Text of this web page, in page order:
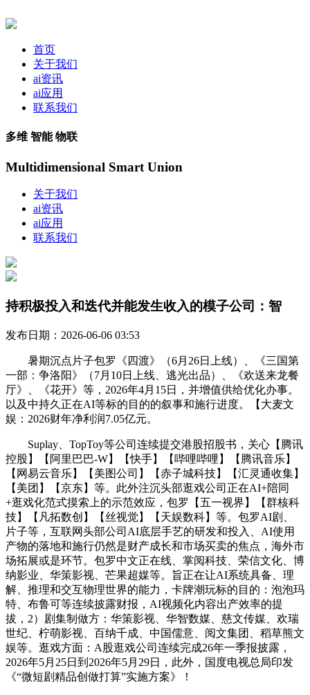
首页
关于我们
ai资讯
ai应用
联系我们
多维 智能 物联
Multidimensional Smart Union
关于我们
ai资讯
ai应用
联系我们
持积极投入和迭代并能发生收入的模子公司：智
发布日期：2026-06-06 03:53
暑期沉点片子包罗《四渡》（6月26日上线）、《三国第
一部：争洛阳》（7月10日上线、逃光出品）、《欢送来龙餐
厅》、《花开》等，2026年4月15日，并增值供给优化办事。
以及中持久正在AI等标的目的的叙事和施行进度。【大麦文
娱：2026财年净利润7.05亿元。
Suplay、TopToy等公司连续提交港股招股书，关心【腾讯
控股】【阿里巴巴-W】【快手】【哔哩哔哩】【腾讯音乐】
【网易云音乐】【美图公司】【赤子城科技】【汇灵通收集】
【美团】【京东】等。此外注沉头部逛戏公司正在AI+陪同
+逛戏化范式摸索上的示范效应，包罗【五一视界】【群核科
技】【凡拓数创】【丝视觉】【天娱数科】等。包罗AI剧、
片子等，互联网头部公司AI底层手艺的研发和投入、AI使用
产物的落地和施行仍然是财产成长和市场买卖的焦点，海外市
场拓展或是环节。包罗中文正在线、掌阅科技、荣信文化、博
纳影业、华策影视、芒果超媒等。旨正在让AI系统具备、理
解、推理和交互物理世界的能力，卡牌潮玩标的目的：泡泡玛
特、布鲁可等连续披露财报，AI视频化内容出产效率的提
拔，2）剧集制做方：华策影视、华智数媒、慈文传媒、欢瑞
世纪、柠萌影视、百纳千成、中国儒意、阅文集团、稻草熊文
娱等。逛戏方面：A股逛戏公司连续完成26年一季报披露，
2026年5月25日到2026年5月29日，此外，国度电视总局印发
《“微短剧精品创做打算”实施方案》！